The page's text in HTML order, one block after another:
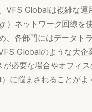
VFS Globalは複雑な運
）ネットワーク回線を
、各部門にはデータト
Globalのような大企
必要な場合やオフィ
に悩まされることがよ